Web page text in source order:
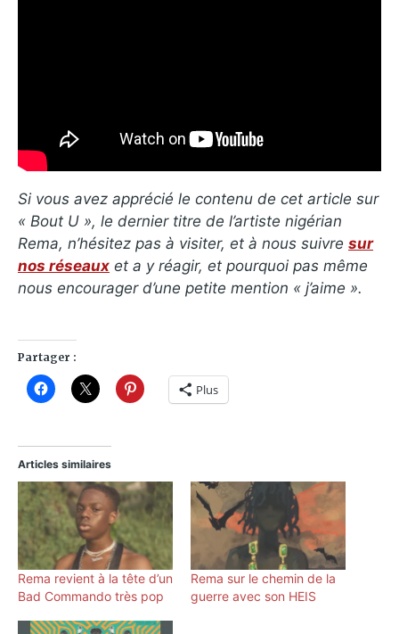
Si vous avez apprécié le contenu de cet article sur
« Bout U », le dernier titre de l’artiste nigérian
Rema, n’hésitez pas à visiter, et à nous suivre sur
nos réseaux et a y réagir, et pourquoi pas même
nous encourager d’une petite mention « j’aime ».
Partager :
Plus
Articles similaires
Rema revient à la tête d’un
Bad Commando très pop
Rema sur le chemin de la
guerre avec son HEIS